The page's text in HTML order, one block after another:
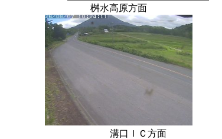
桝水高原方面
溝口ＩＣ方面